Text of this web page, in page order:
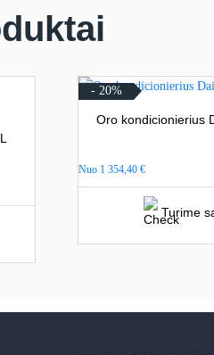
- 20%
Oro kondicionierius
Nuo 1 354,40€
Turime